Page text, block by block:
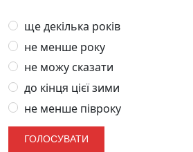
ще декілька років
не менше року
не можу сказати
до кінця цієї зими
не менше півроку